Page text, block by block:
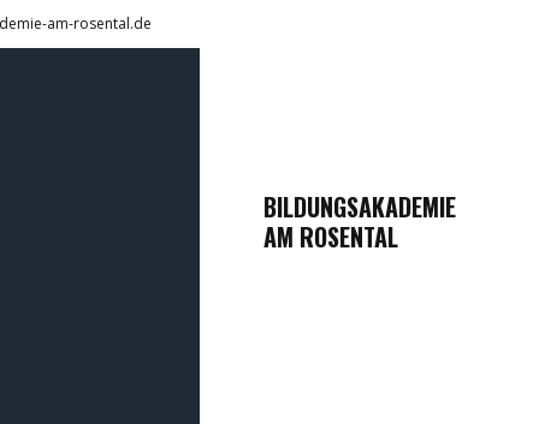
BILDUNGSAKADEMIE
AM ROSENTAL
am-rosental.de